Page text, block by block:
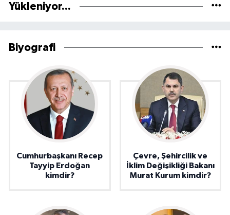
Yükleniyor...
Biyografi
Cumhurbaşkanı Recep
Tayyip Erdoğan
kimdir?
Çevre, Şehircilik ve
İklim Değişikliği Bakanı
Murat Kurum kimdir?